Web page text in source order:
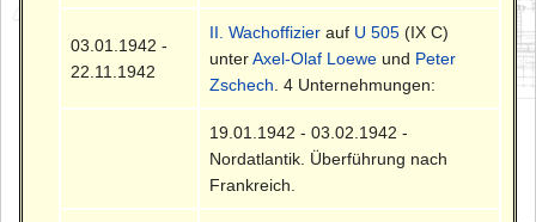
03.01.1942 -
22.11.1942
II. Wachoffizier auf U 505 (IX C)
unterAxel-Olaf Loewe und Peter
Zschech . 4 Unternehmungen:
19.01.1942 - 03.02.1942 -
Nordatlantik. Überführung nach
Frankreich.